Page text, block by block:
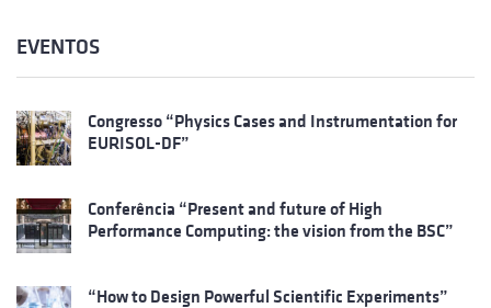
EVENTOS
Congresso “Physics Cases and Instrumentation for
EURISOL-DF”
Conferência “Present and future of High
Performance Computing: the vision from the BSC”
“How to Design Powerful Scientific Experiments”